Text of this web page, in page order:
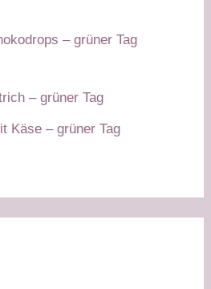
– grüner Tag
– grüner Tag
Käse – grüner Tag